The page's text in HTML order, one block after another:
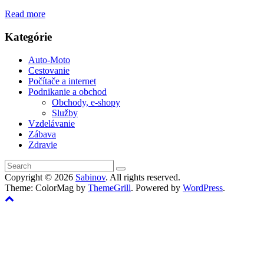
Read more
Kategórie
Auto-Moto
Cestovanie
Počítače a internet
Podnikanie a obchod
Obchody, e-shopy
Služby
Vzdelávanie
Zábava
Zdravie
Copyright © 2026 Sabinov. All rights reserved.
Theme: ColorMag by ThemeGrill. Powered by WordPress.